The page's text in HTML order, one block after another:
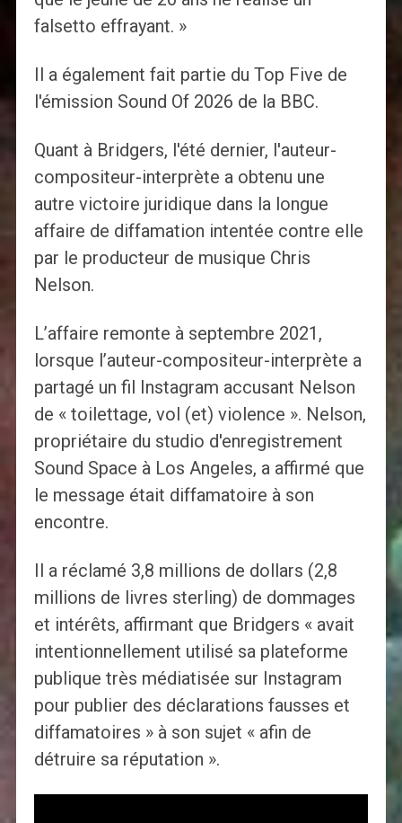
falsetto effrayant. »
Il a également fait partie du Top Five de
l'émission Sound Of 2026 de la BBC.
Quant à Bridgers, l'été dernier, l'auteur-
compositeur-interprète a obtenu une
autre victoire juridique dans la longue
affaire de diffamation intentée contre elle
par le producteur de musique Chris
Nelson.
L’affaire remonte à septembre 2021,
lorsque l’auteur-compositeur-interprète a
partagé un fil Instagram accusant Nelson
de « toilettage, vol (et) violence ». Nelson,
propriétaire du studio d'enregistrement
Sound Space à Los Angeles, a affirmé que
le message était diffamatoire à son
encontre.
Il a réclamé 3,8 millions de dollars (2,8
millions de livres sterling) de dommages
et intérêts, affirmant que Bridgers « avait
intentionnellement utilisé sa plateforme
publique très médiatisée sur Instagram
pour publier des déclarations fausses et
diffamatoires » à son sujet « afin de
détruire sa réputation ».